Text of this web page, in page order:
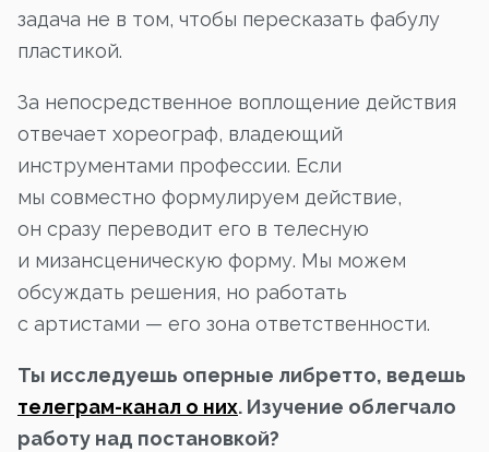
задача не в том, чтобы пересказать фабулу
пластикой.
За непосредственное воплощение действия
отвечает хореограф, владеющий
инструментами профессии. Если
мы совместно формулируем действие,
он сразу переводит его в телесную
и мизансценическую форму. Мы можем
обсуждать решения, но работать
с артистами — его зона ответственности.
Ты исследуешь оперные либретто, ведешь
телеграм-канал о них. Изучение облегчало
работу над постановкой?